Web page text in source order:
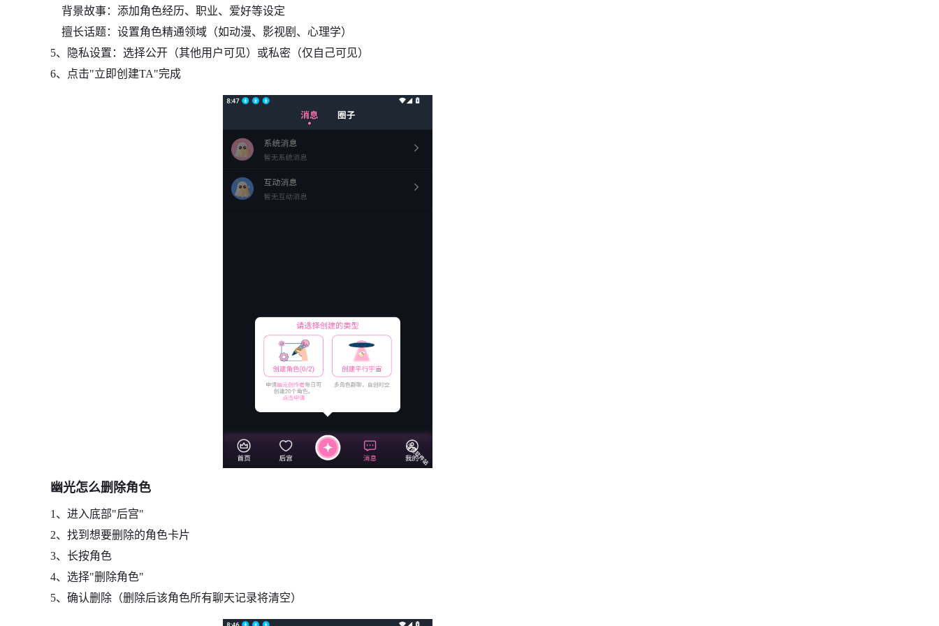
背景故事：添加角色经历、职业、爱好等设定
擅长话题：设置角色精通领域（如动漫、影视剧、心理学）
5、隐私设置：选择公开（其他用户可见）或私密（仅自己可见）
6、点击"立即创建TA"完成
幽光怎么删除角色
1、进入底部"后宫"
2、找到想要删除的角色卡片
3、长按角色
4、选择"删除角色"
5、确认删除（删除后该角色所有聊天记录将清空）